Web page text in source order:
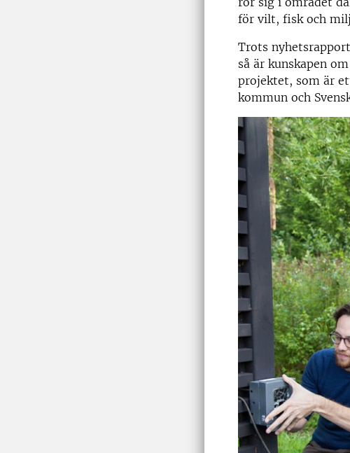
för vilt, fisk och
Trots
så är kunskapen
projektet, som är
kommun och